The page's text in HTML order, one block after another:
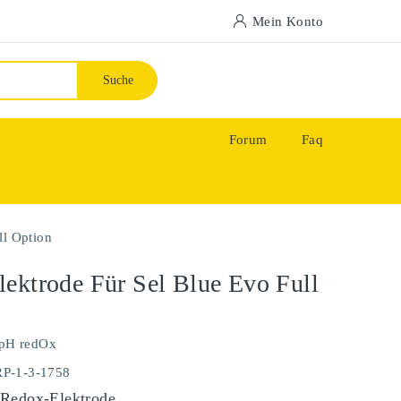
Mein Konto
Suche
Forum Faq
Option
Für Sel Blue Evo Full
redOx
1-3-1758